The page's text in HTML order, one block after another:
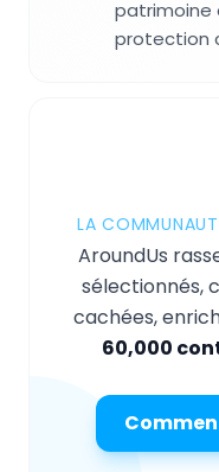
patrimoine
protection
LA
AroundUs
sélectionnés,
cachées,
60,000